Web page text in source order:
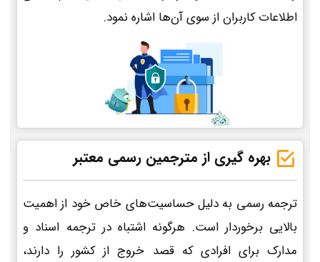
اطلاعات کاربران از سوی آن‌ها اشاره نمود.
بهره گیری از مترجمین رسمی معتبر
ترجمه رسمی به دلیل حساسیت‌های خاص خود از اهمیت
بالایی برخوردار است. هرگونه اشتباه در ترجمه اسناد و
مدارک برای افرادی که قصد خروج از کشور را دارند،